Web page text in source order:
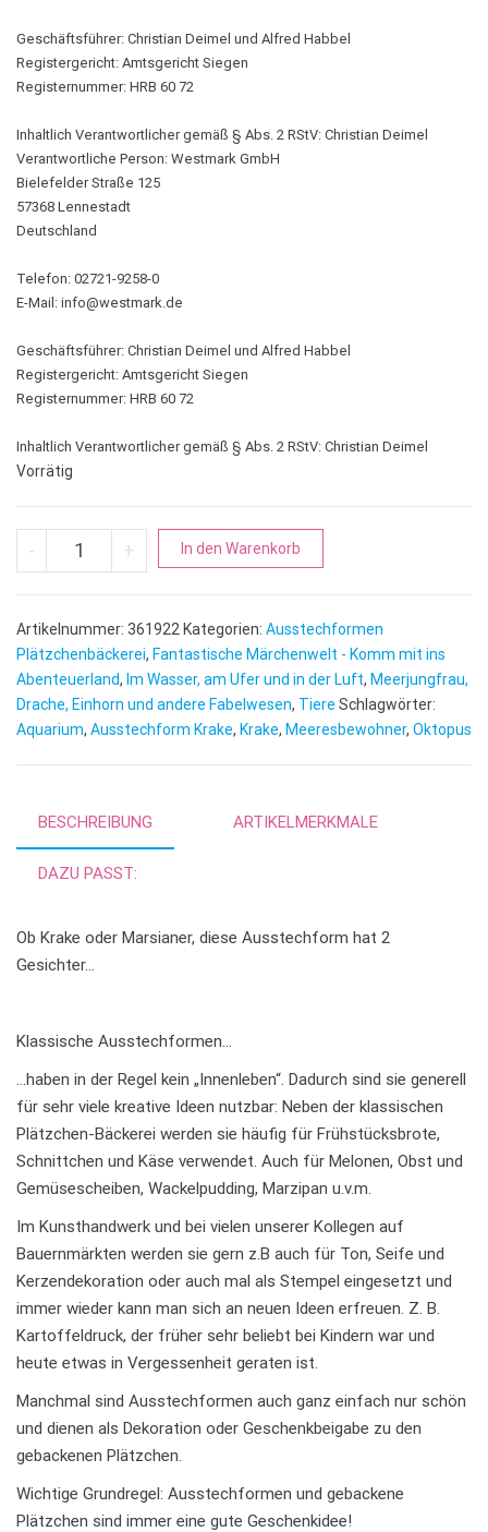
Geschäftsführer: Christian Deimel und Alfred Habbel
Registergericht: Amtsgericht Siegen
Registernummer: HRB 60 72
Inhaltlich Verantwortlicher gemäß § Abs. 2 RStV: Christian Deimel
Verantwortliche Person: Westmark GmbH
Bielefelder Straße 125
57368 Lennestadt
Deutschland
Telefon: 02721-9258-0
E-Mail: info@westmark.de
Geschäftsführer: Christian Deimel und Alfred Habbel
Registergericht: Amtsgericht Siegen
Registernummer: HRB 60 72
Inhaltlich Verantwortlicher gemäß § Abs. 2 RStV: Christian Deimel
Vorrätig
- Krake | Oktopus Menge
+ In den Warenkorb
e
r
n
a
t
e
Artikelnummer: 361922 Kategorien: Ausstechformen
Plätzchenbäckerei, Fantastische Märchenwelt - Komm mit ins
Abenteuerland, Im Wasser, am Ufer und in der Luft, Meerjungfrau,
Drache, Einhorn und andere Fabelwesen, Tiere Schlagwörter:
Aquarium, Ausstechform Krake, Krake, Meeresbewohner, Oktopus
BESCHREIBUNG ARTIKELMERKMALE
DAZU PASST:
Ob Krake oder Marsianer, diese Ausstechform hat 2
Gesichter…
Klassische Ausstechformen…
…haben in der Regel kein „Innenleben“. Dadurch sind sie generell
für sehr viele kreative Ideen nutzbar: Neben der klassischen
Plätzchen-Bäckerei werden sie häufig für Frühstücksbrote,
Schnittchen und Käse verwendet. Auch für Melonen, Obst und
Gemüsescheiben, Wackelpudding, Marzipan u.v.m.
Im Kunsthandwerk und bei vielen unserer Kollegen auf
Bauernmärkten werden sie gern z.B auch für Ton, Seife und
Kerzendekoration oder auch mal als Stempel eingesetzt und
immer wieder kann man sich an neuen Ideen erfreuen. Z. B.
Kartoffeldruck, der früher sehr beliebt bei Kindern war und
heute etwas in Vergessenheit geraten ist.
Manchmal sind Ausstechformen auch ganz einfach nur schön
und dienen als Dekoration oder Geschenkbeigabe zu den
gebackenen Plätzchen.
Wichtige Grundregel: Ausstechformen und gebackene
Plätzchen sind immer eine gute Geschenkidee!